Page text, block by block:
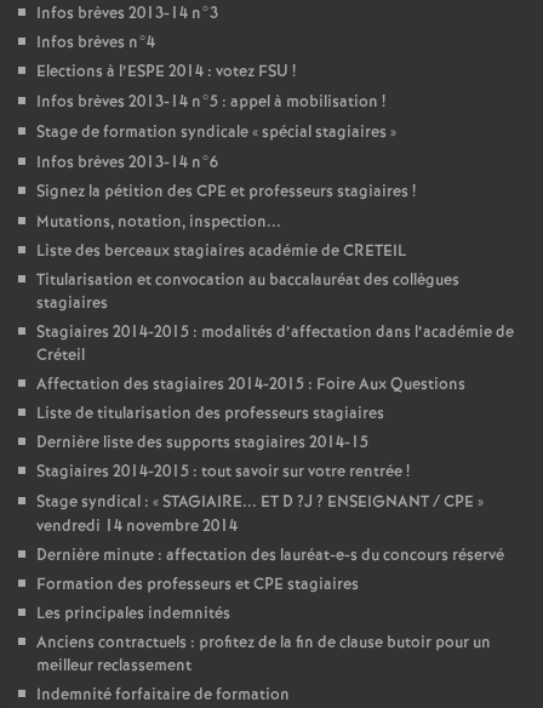
Infos brèves 2013-14 n°3
Infos brèves n°4
Elections à l’ESPE 2014 : votez FSU !
Infos brèves 2013-14 n°5 : appel à mobilisation !
Stage de formation syndicale «spécial stagiaires »
Infos brèves 2013-14 n°6
Signez la pétition des CPE et professeurs stagiaires !
Mutations, notation, inspection...
Liste des berceaux stagiaires académie deCRETEIL
Titularisation et convocation au baccalauréat des collègues
stagiaires
Stagiaires 2014-2015 : modalités d’affectation dans l’académie de
Créteil
Affectation des stagiaires 2014-2015 : Foire Aux Questions
Liste de titularisation des professeurs stagiaires
Dernière liste des supports stagiaires 2014-15
Stagiaires 2014-2015 : tout savoir sur votre rentrée!
Stage syndical : «STAGIAIRE... ET D ?J ? ENSEIGNANT/CPE »
vendredi 14 novembre 2014
Dernière minute : affectation des lauréat-e-s du concours réservé
Formation des professeurs etCPE stagiaires
Les principales indemnités
Anciens contractuels : profitez de la fin de clause butoir pour un
meilleur reclassement
Indemnité forfaitaire de formation